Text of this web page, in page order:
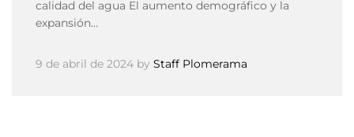
calidad del agua El aumento demográfico y la
expansión…
9 de abril de 2024 by Staff Plomerama